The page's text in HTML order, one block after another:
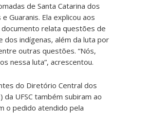
de Santa Catarina dos
Guaranis. Ela explicou aos
relata questões de
dos indígenas, além da luta por
outras questões. “Nós,
nessa luta”, acrescentou.
do Diretório Central dos
da UFSC também subiram ao
o pedido atendido pela